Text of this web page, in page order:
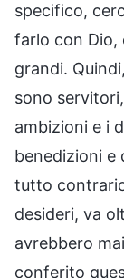
specifico,
farlo con Dio,
grandi.
sono
ambizioni e i
benedizioni e
tutto
desideri, va
avrebbero
conferito